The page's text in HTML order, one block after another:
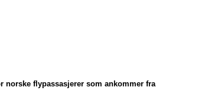
norske flypassasjerer som ankommer fra